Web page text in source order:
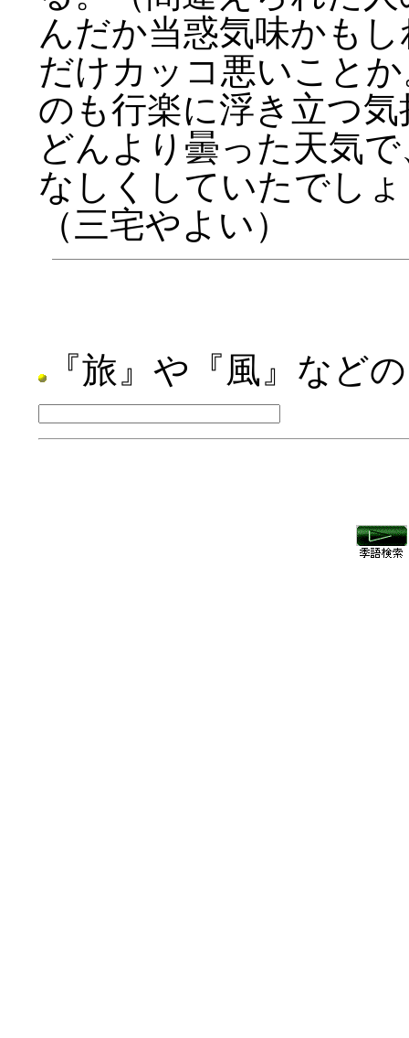
んだか当惑気味かも
だけカッコ悪いこと
のも行楽に浮き立つ
どんより曇った天気
なしくしていたでし
（三宅やよい）
『旅』や『風』など